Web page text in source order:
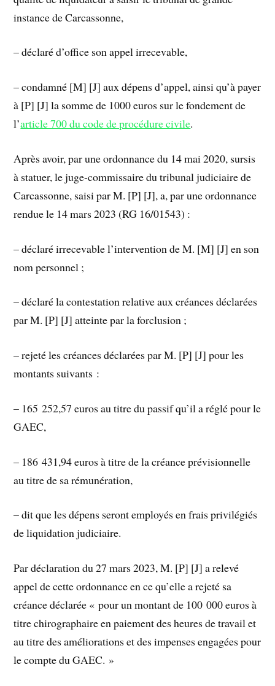
instance de Carcassonne,
– déclaré d’office son appel irrecevable,
– condamné [M] [J] aux dépens d’appel, ainsi qu’à payer
à [P] [J] la somme de 1000 euros sur le fondement de
l’article 700 du code de procédure civile.
Après avoir, par une ordonnance du 14 mai 2020, sursis
à statuer, le juge-commissaire du tribunal judiciaire de
Carcassonne, saisi par M. [P] [J], a, par une ordonnance
rendue le 14 mars 2023 (RG 16/01543) :
– déclaré irrecevable l’intervention de M. [M] [J] en son
nom personnel ;
– déclaré la contestation relative aux créances déclarées
par M. [P] [J] atteinte par la forclusion ;
– rejeté les créances déclarées par M. [P] [J] pour les
montants suivants :
– 165 252,57 euros au titre du passif qu’il a réglé pour le
GAEC,
– 186 431,94 euros à titre de la créance prévisionnelle
au titre de sa rémunération,
– dit que les dépens seront employés en frais privilégiés
de liquidation judiciaire.
Par déclaration du 27 mars 2023, M. [P] [J] a relevé
appel de cette ordonnance en ce qu’elle a rejeté sa
créance déclarée « pour un montant de 100 000 euros à
titre chirographaire en paiement des heures de travail et
au titre des améliorations et des impenses engagées pour
le compte du GAEC. »